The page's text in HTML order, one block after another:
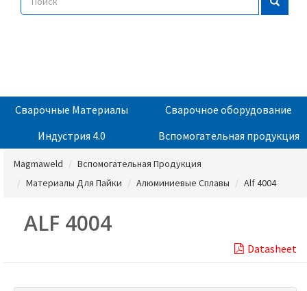
Сварочные Материалы
Сварочное оборудование
Индустрия 4.0
Вспомогательная продукция
Magmaweld
Вспомогательная Продукция
Материалы Для Пайки
Алюминиевые Сплавы Alf 4004
ALF 4004
Datasheet